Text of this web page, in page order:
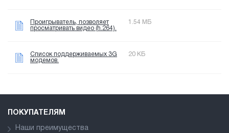
Проигрыватель, позволяет
просматривать видео (h.264).
1.54 МБ
Список поддерживаемых 3G
модемов.
20 КБ
ПОКУПАТЕЛЯМ
Наши преимущества